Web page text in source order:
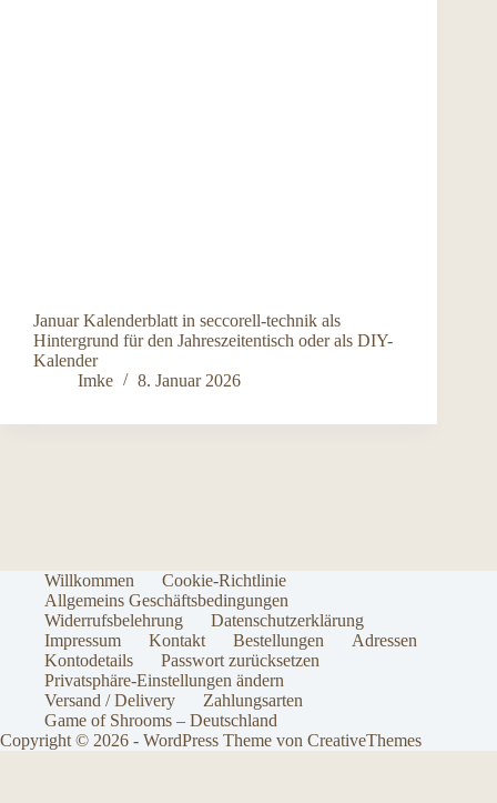
Januar Kalenderblatt in seccorell-technik als
Hintergrund für den Jahreszeitentisch oder als DIY-
Kalender
Imke
8. Januar 2026
Willkommen
Cookie-Richtlinie
Allgemeins Geschäftsbedingungen
Widerrufsbelehrung
Datenschutzerklärung
Impressum
Kontakt Bestellungen
Adressen
Kontodetails
Passwort zurücksetzen
Privatsphäre-Einstellungen ändern
Versand / Delivery
Zahlungsarten
Game of Shrooms – Deutschland
Copyright © 2026 - WordPress Theme von CreativeThemes